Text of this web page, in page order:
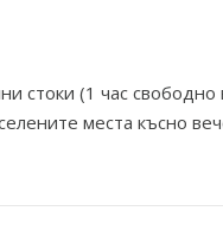
стоки (1 час свободно
места късно